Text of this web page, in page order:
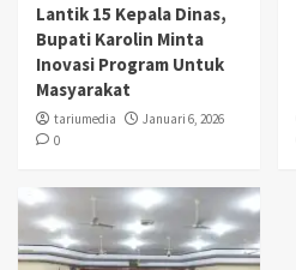
Lantik 15 Kepala Dinas,
Bupati Karolin Minta
Inovasi Program Untuk
Masyarakat
tariumedia
Januari 6, 2026
0